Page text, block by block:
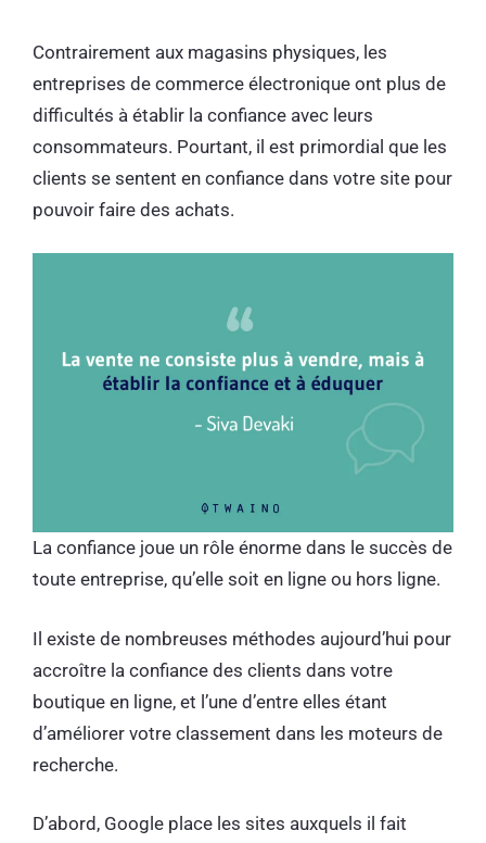
Contrairement aux magasins physiques, les
entreprises de commerce électronique ont plus de
difficultés à établir la confiance avec leurs
consommateurs. Pourtant, il est primordial que les
clients se sentent en confiance dans votre site pour
pouvoir faire des achats.
La confiance joue un rôle énorme dans le succès de
toute entreprise, qu’elle soit en ligne ou hors ligne.
Il existe de nombreuses méthodes aujourd’hui pour
accroître la confiance des clients dans votre
boutique en ligne, et l’une d’entre elles étant
d’améliorer votre classement dans les moteurs de
recherche.
D’abord, Google place les sites auxquels il fait